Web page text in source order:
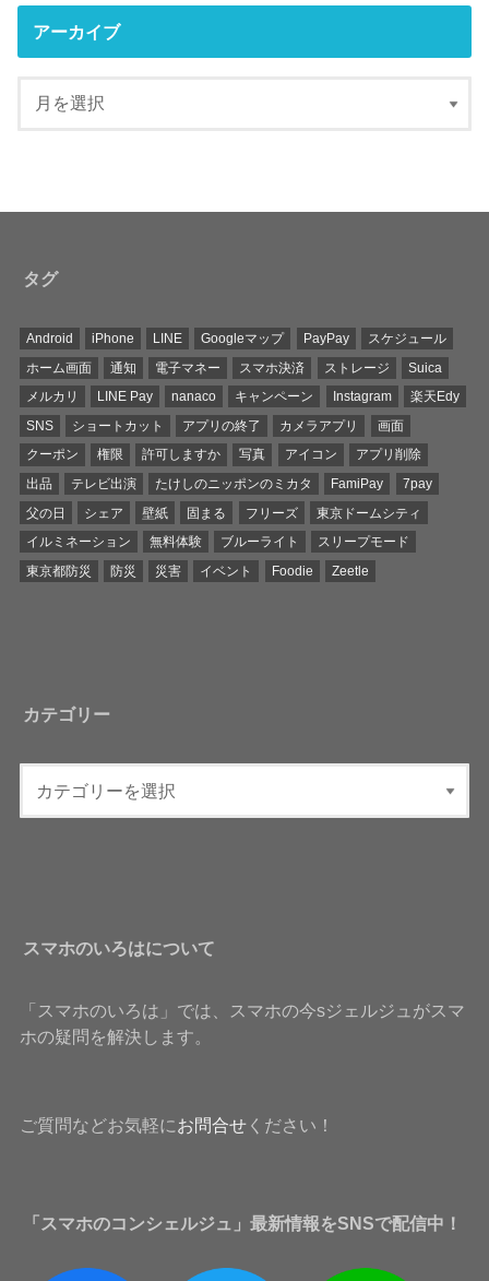
アーカイブ
タグ
Android iPhone LINE Googleマップ PayPay
スケジュール
ホーム画面
通知 電子マネー スマホ決済 ストレージ
Suica
メルカリ
LINE Pay nanaco キャンペーン Instagram
楽天Edy
SNS
ショートカット アプリの終了 カメラアプリ
画面
クーポン
権限 許可しますか 写真 アイコン
アプリ削除
出品
テレビ出演 たけしのニッポンのミカタ FamiPay
7pay
父の日
シェア 壁紙 固まる フリーズ
東京ドームシティ
イルミネーション
無料体験 ブルーライト
スリープモード
東京都防災
防災 災害 イベント Foodie Zeetle
カテゴリー
スマホのいろはについて
「スマホのいろは」では、スマホの今sジェルジュがスマ
ホの疑問を解決します。
ご質問などお気軽にお問合せください！
「スマホのコンシェルジュ」最新情報をSNSで配信中！